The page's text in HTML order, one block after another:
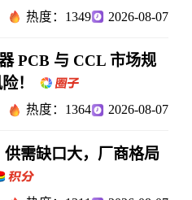
热度：1349 2026-08-07
PCB 与 CCL 市场规
！
热度：1364 2026-08-07
需缺口大，厂商格局